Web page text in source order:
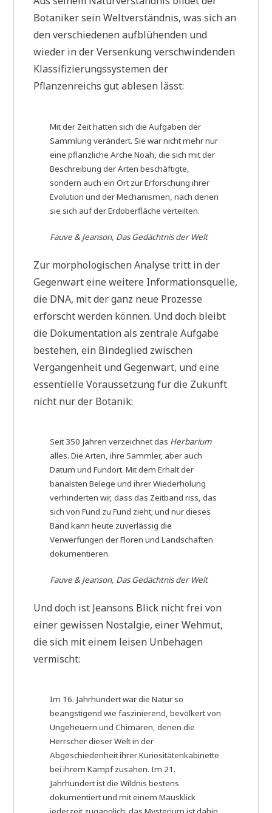
Botaniker sein Weltverständnis, was sich an
den verschiedenen aufblühenden und
wieder in der Versenkung verschwindenden
Klassifizierungssystemen der
Pflanzenreichs gut ablesen lässt:
Mit der Zeit hatten sich die Aufgaben der
Sammlung verändert. Sie war nicht mehr nur
eine pflanzliche Arche Noah, die sich mit der
Beschreibung der Arten beschäftigte,
sondern auch ein Ort zur Erforschung ihrer
Evolution und der Mechanismen, nach denen
sie sich auf der Erdoberfläche verteilten.
Fauve & Jeanson, Das Gedächtnis der Welt
Zur morphologischen Analyse tritt in der
Gegenwart eine weitere Informationsquelle,
die DNA, mit der ganz neue Prozesse
erforscht werden können. Und doch bleibt
die Dokumentation als zentrale Aufgabe
bestehen, ein Bindeglied zwischen
Vergangenheit und Gegenwart, und eine
essentielle Voraussetzung für die Zukunft
nicht nur der Botanik:
Seit 350 Jahren verzeichnet das Herbarium
alles. Die Arten, ihre Sammler, aber auch
Datum und Fundort. Mit dem Erhalt der
banalsten Belege und ihrer Wiederholung
verhinderten wir, dass das Zeitband riss, das
sich von Fund zu Fund zieht; und nur dieses
Band kann heute zuverlässig die
Verwerfungen der Floren und Landschaften
dokumentieren.
Fauve & Jeanson, Das Gedächtnis der Welt
Und doch ist Jeansons Blick nicht frei von
einer gewissen Nostalgie, einer Wehmut,
die sich mit einem leisen Unbehagen
vermischt:
Im 16. Jahrhundert war die Natur so
beängstigend wie faszinierend, bevölkert von
Ungeheuern und Chimären, denen die
Herrscher dieser Welt in der
Abgeschiedenheit ihrer Kuriositätenkabinette
bei ihrem Kampf zusahen. Im 21.
Jahrhundert ist die Wildnis bestens
dokumentiert und mit einem Mausklick